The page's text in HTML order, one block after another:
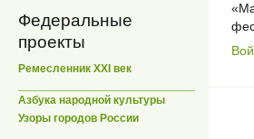
Федеральные
проекты
Ремесленник XXI век
Азбука народной культуры
Узоры городов России